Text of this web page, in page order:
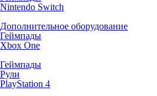
Nintendo Switch
Дополнительное оборудование
Геймпады
Xbox One
Геймпады
Рули
PlayStation 4